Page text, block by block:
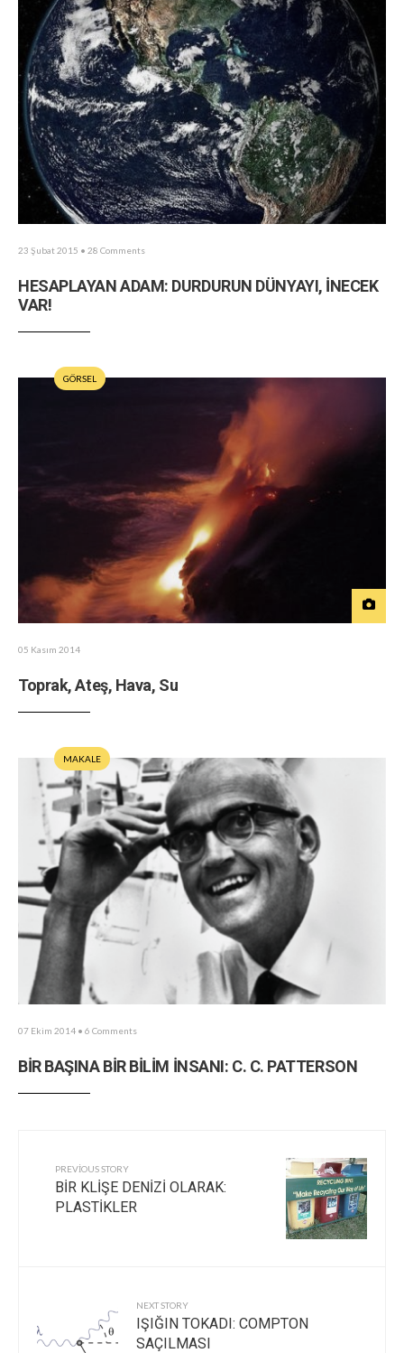
23 Şubat 2015 • 28 Comments
HESAPLAYAN ADAM: DURDURUN DÜNYAYI, İNECEK
VAR!
GÖRSEL
05 Kasım 2014
Toprak, Ateş, Hava, Su
MAKALE
07 Ekim 2014 • 6 Comments
BİR BAŞINA BİR BİLİM İNSANI: C. C. PATTERSON
PREVIOUS STORY
BİR KLİŞE DENİZİ OLARAK:
PLASTİKLER
NEXT STORY
IŞIĞIN TOKADI: COMPTON
SAÇILMASI